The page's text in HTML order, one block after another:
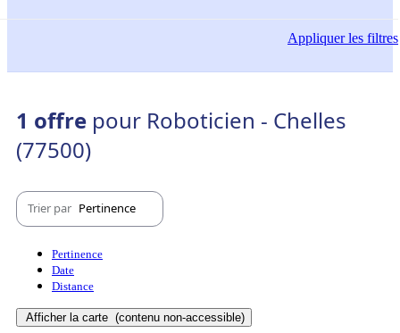
Appliquerles filtres
1 offre pour Roboticien - Chelles
(77500)
Trier par Pertinence
Pertinence
Date
Distance
Afficher la carte (contenu non-accessible)